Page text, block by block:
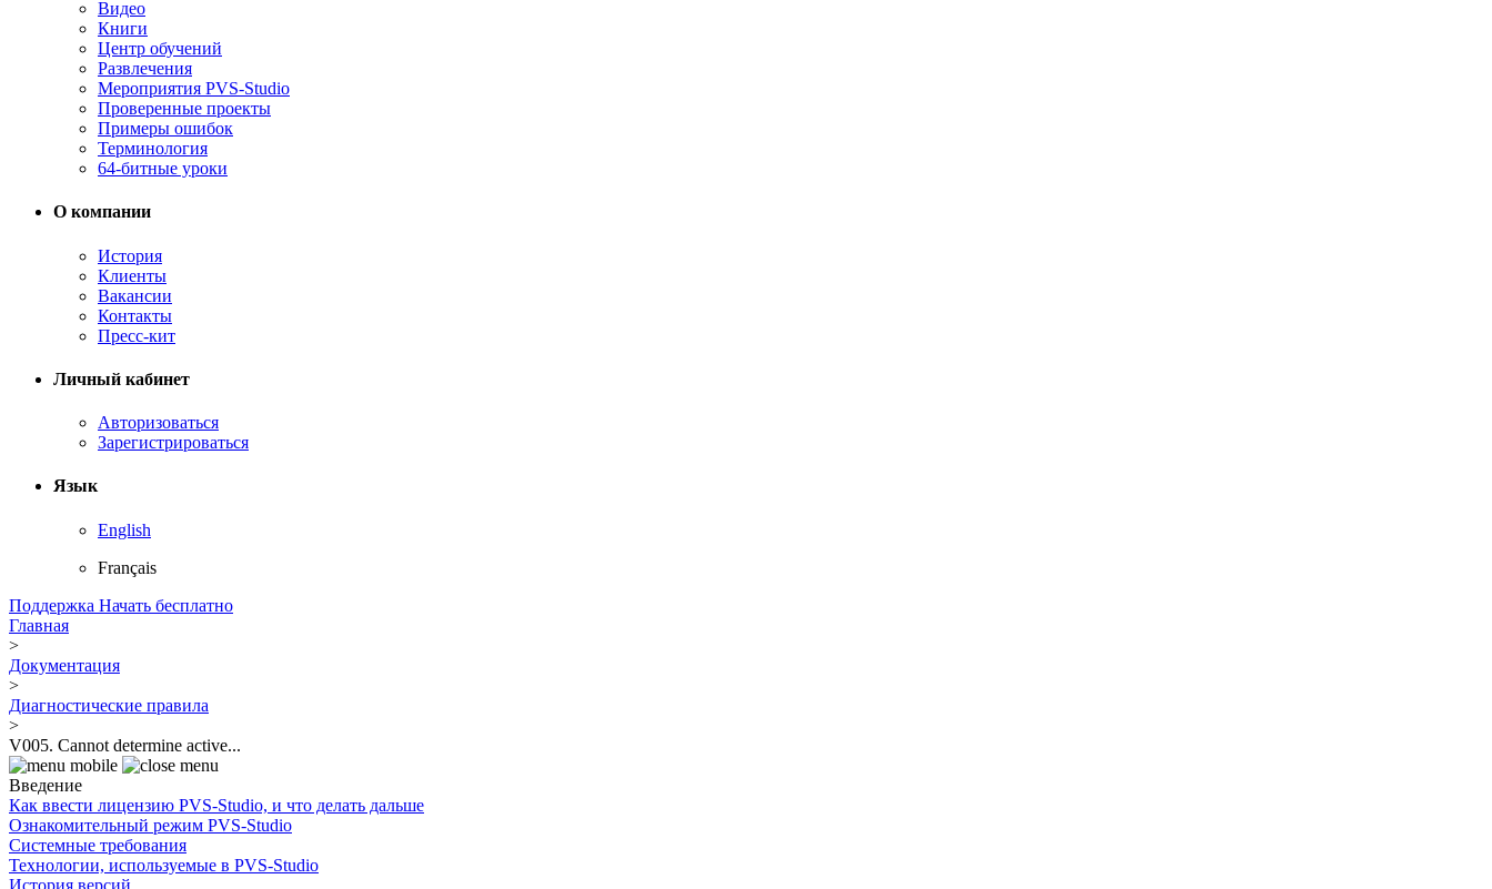
Видео
Книги
Центр обучений
Развлечения
Мероприятия PVS-Studio
Проверенные проекты
Примеры ошибок
Терминология
64-битные уроки
О компании
История
Клиенты
Вакансии
Контакты
Пресс-кит
Личный кабинет
Авторизоваться
Зарегистрироваться
Язык
English
Français
Поддержка Начать бесплатно
Главная
>
Документация
>
Диагностические правила
>
V005. Cannot determine active...
Введение
Как ввести лицензию PVS-Studio, и что делать дальше
Ознакомительный режим PVS-Studio
Системные требования
Технологии, используемые в PVS-Studio
История версий